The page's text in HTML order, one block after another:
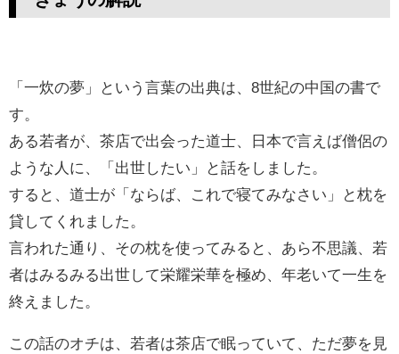
「一炊の夢」という言葉の出典は、8世紀の中国の書で
す。
ある若者が、茶店で出会った道士、日本で言えば僧侶の
ような人に、「出世したい」と話をしました。
すると、道士が「ならば、これで寝てみなさい」と枕を
貸してくれました。
言われた通り、その枕を使ってみると、あら不思議、若
者はみるみる出世して栄耀栄華を極め、年老いて一生を
終えました。
この話のオチは、若者は茶店で眠っていて、ただ夢を見